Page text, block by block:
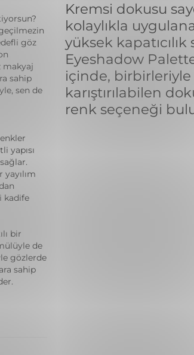
göz
makyaj
sahip
sen de
yapısı
kadife
bir
de
gözlerde
sahip
Kremsi dokusu
kolaylıkla
yüksek kapatıcılık
Eyeshadow
içinde, birbirleriyle
karıştırılabilen
renk seçeneği